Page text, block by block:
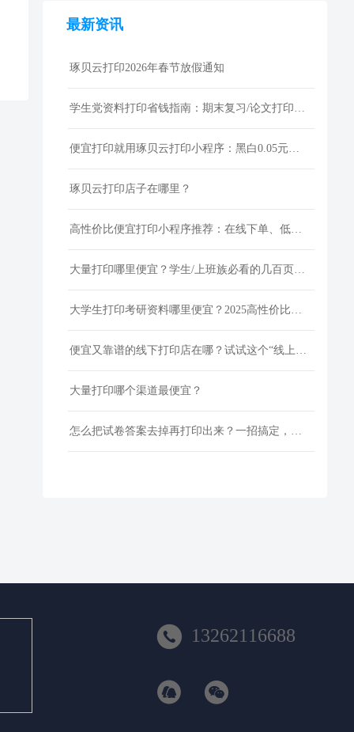
最新资讯
琢贝云打印2026年春节放假通知
学生党资料打印省钱指南：期末复习/论文打印性价比技巧
便宜打印就用琢贝云打印小程序：黑白0.05元激光打印，包邮到家
琢贝云打印店子在哪里？
高性价比便宜打印小程序推荐：在线下单、低价快印、全国包邮
大量打印哪里便宜？学生/上班族必看的几百页资料低成本打印指南
大学生打印考研资料哪里便宜？2025高性价比网上打印平台推荐
便宜又靠谱的线下打印店在哪？试试这个“线上打印”新选择！
大量打印哪个渠道最便宜？
怎么把试卷答案去掉再打印出来？一招搞定，还省下打印费！
 13262116688
 